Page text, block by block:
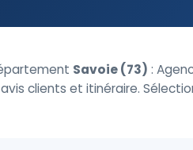
Savoie (73) :
clients et itinéraire.